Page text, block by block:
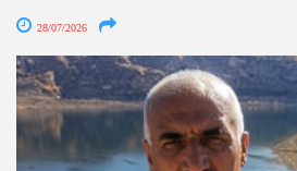
28/07/2026